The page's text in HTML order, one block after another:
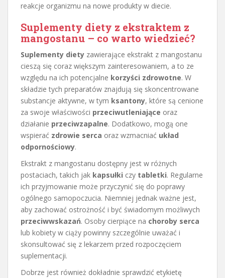
reakcje organizmu na nowe produkty w diecie.
Suplementy diety z ekstraktem z
mangostanu – co warto wiedzieć?
Suplementy diety zawierające ekstrakt z mangostanu
cieszą się coraz większym zainteresowaniem, a to ze
względu na ich potencjalne korzyści zdrowotne. W
składzie tych preparatów znajdują się skoncentrowane
substancje aktywne, w tym ksantony, które są cenione
za swoje właściwości przeciwutleniające oraz
działanie przeciwzapalne. Dodatkowo, mogą one
wspierać zdrowie serca oraz wzmacniać układ
odpornościowy.
Ekstrakt z mangostanu dostępny jest w różnych
postaciach, takich jak kapsułki czy tabletki. Regularne
ich przyjmowanie może przyczynić się do poprawy
ogólnego samopoczucia. Niemniej jednak ważne jest,
aby zachować ostrożność i być świadomym możliwych
przeciwwskazań. Osoby cierpiące na choroby serca
lub kobiety w ciąży powinny szczególnie uważać i
skonsultować się z lekarzem przed rozpoczęciem
suplementacji.
Dobrze jest również dokładnie sprawdzić etykietę